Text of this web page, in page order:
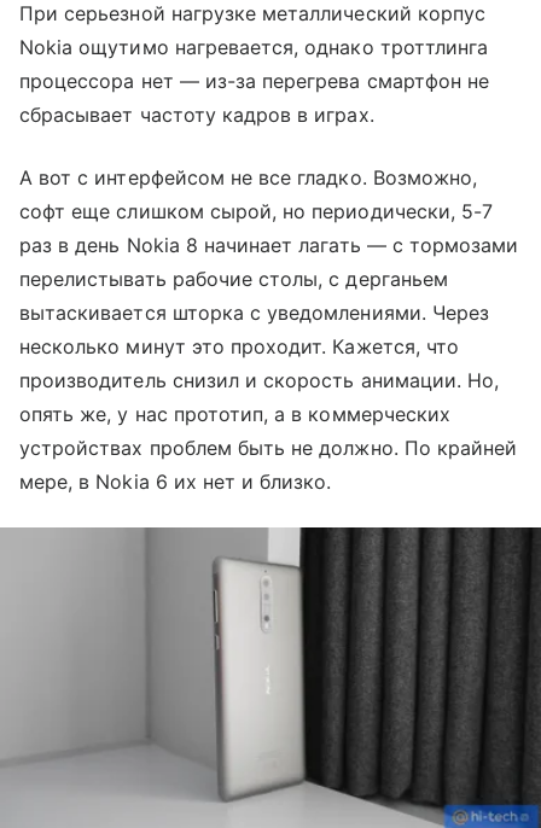
При серьезной нагрузке металлический корпус
Nokia ощутимо нагревается, однако троттлинга
процессора нет — из-за перегрева смартфон не
сбрасывает частоту кадров в играх.
А вот с интерфейсом не все гладко. Возможно,
софт еще слишком сырой, но периодически, 5-7
раз в день Nokia 8 начинает лагать — с тормозами
перелистывать рабочие столы, с дерганьем
вытаскивается шторка с уведомлениями. Через
несколько минут это проходит. Кажется, что
производитель снизил и скорость анимации. Но,
опять же, у нас прототип, а в коммерческих
устройствах проблем быть не должно. По крайней
мере, в Nokia 6 их нет и близко.